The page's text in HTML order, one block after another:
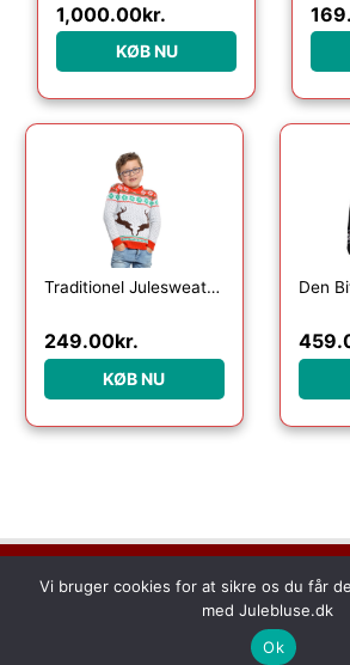
1,000.00kr.
KØB NU
Traditionel Julesweater Til Børn
249.00kr.
KØB NU
Den
Dette medie ejes og drives af Tropic Traffic
Hotel, Grandstand, 6th floor, Nad Al
Copyright © 2026 Julebluse | All
Vi bruger cookies for at sikre os du får
med Julebluse.dk
Ok